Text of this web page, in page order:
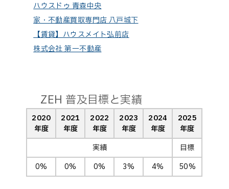
ハウスドゥ 青森中央
家・不動産買取専門店 八戸城下
【賃貸】ハウスメイト弘前店
株式会社 第一不動産
ZEH 普及目標と実績
2020
年度
2021
年度
2022
年度
2023
年度
2024
年度
2025
年度
実績
目標
0%
0% 0% 3% 4% 50%